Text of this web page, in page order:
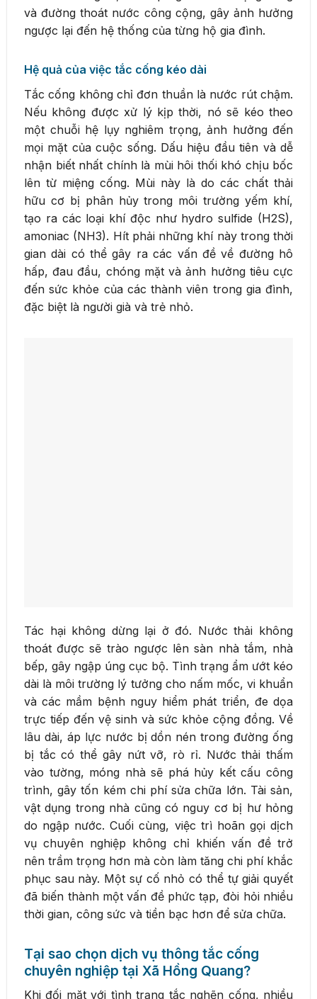
và đường thoát nước công cộng, gây ảnh hưởng
ngược lại đến hệ thống của từng hộ gia đình.
Hệ quả của việc tắc cống kéo dài
Tắc cống không chỉ đơn thuần là nước rút chậm.
Nếu không được xử lý kịp thời, nó sẽ kéo theo
một chuỗi hệ lụy nghiêm trọng, ảnh hưởng đến
mọi mặt của cuộc sống. Dấu hiệu đầu tiên và dễ
nhận biết nhất chính là mùi hôi thối khó chịu bốc
lên từ miệng cống. Mùi này là do các chất thải
hữu cơ bị phân hủy trong môi trường yếm khí,
tạo ra các loại khí độc như hydro sulfide (H2S),
amoniac (NH3). Hít phải những khí này trong thời
gian dài có thể gây ra các vấn đề về đường hô
hấp, đau đầu, chóng mặt và ảnh hưởng tiêu cực
đến sức khỏe của các thành viên trong gia đình,
đặc biệt là người già và trẻ nhỏ.
Tác hại không dừng lại ở đó. Nước thải không
thoát được sẽ trào ngược lên sàn nhà tắm, nhà
bếp, gây ngập úng cục bộ. Tình trạng ẩm ướt kéo
dài là môi trường lý tưởng cho nấm mốc, vi khuẩn
và các mầm bệnh nguy hiểm phát triển, đe dọa
trực tiếp đến vệ sinh và sức khỏe cộng đồng. Về
lâu dài, áp lực nước bị dồn nén trong đường ống
bị tắc có thể gây nứt vỡ, rò rỉ. Nước thải thấm
vào tường, móng nhà sẽ phá hủy kết cấu công
trình, gây tốn kém chi phí sửa chữa lớn. Tài sản,
vật dụng trong nhà cũng có nguy cơ bị hư hỏng
do ngập nước. Cuối cùng, việc trì hoãn gọi dịch
vụ chuyên nghiệp không chỉ khiến vấn đề trở
nên trầm trọng hơn mà còn làm tăng chi phí khắc
phục sau này. Một sự cố nhỏ có thể tự giải quyết
đã biến thành một vấn đề phức tạp, đòi hỏi nhiều
thời gian, công sức và tiền bạc hơn để sửa chữa.
Tại sao chọn dịch vụ thông tắc cống
chuyên nghiệp tại Xã Hồng Quang?
Khi đối mặt với tình trạng tắc nghẽn cống, nhiều